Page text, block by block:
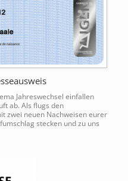
Jahreswechsel einfallen
ab. Als flugs den
zwei neuen Nachweisen eurer
stecken und zu uns